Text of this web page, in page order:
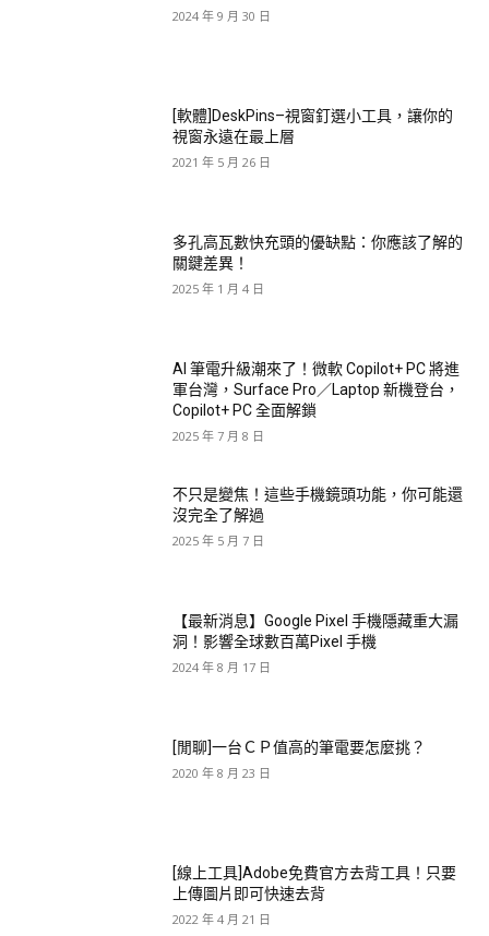
2024 年 9 月 30 日
[軟體]DeskPins–視窗釘選小工具，讓你的
視窗永遠在最上層
2021 年 5 月 26 日
多孔高瓦數快充頭的優缺點：你應該了解的
關鍵差異！
2025 年 1 月 4 日
AI 筆電升級潮來了！微軟 Copilot+ PC 將進
軍台灣，Surface Pro／Laptop 新機登台，
Copilot+ PC 全面解鎖
2025 年 7 月 8 日
不只是變焦！這些手機鏡頭功能，你可能還
沒完全了解過
2025 年 5 月 7 日
【最新消息】Google Pixel 手機隱藏重大漏
洞！影響全球數百萬Pixel 手機
2024 年 8 月 17 日
[閒聊]一台ＣＰ值高的筆電要怎麼挑？
2020 年 8 月 23 日
[線上工具]Adobe免費官方去背工具！只要
上傳圖片即可快速去背
2022 年 4 月 21 日